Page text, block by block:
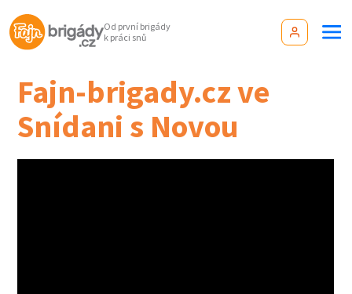
Od první brigády
k práci snů
Fajn-brigady.cz ve
Snídani s Novou